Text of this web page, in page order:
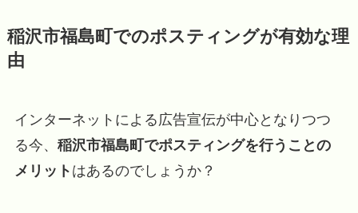
稲沢市福島町でのポスティングが有効な理
由
インターネットによる広告宣伝が中心となりつつ
る今、 稲沢市福島町でポスティングを行うことの
メリット はあるのでしょうか？